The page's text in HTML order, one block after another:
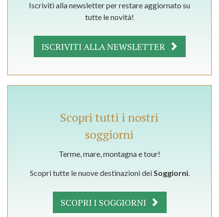
Iscriviti alla newsletter per restare aggiornato su
tutte le novità!
ISCRIVITI ALLA NEWSLETTER
Scopri tutti i nostri
soggiorni
Terme, mare, montagna e tour!
Scopri tutte le nuove destinazioni deiSoggiorni.
SCOPRI I SOGGIORNI